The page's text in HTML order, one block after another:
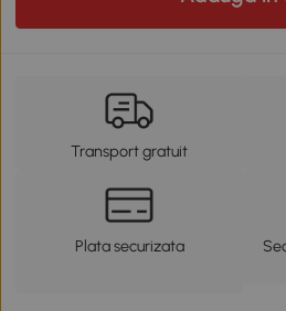
Transport gratuit
Plata securizata